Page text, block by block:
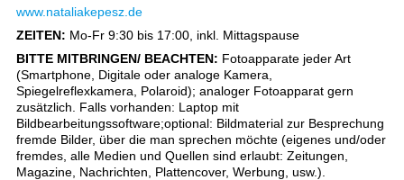
www.nataliakepesz.de
ZEITEN: Mo-Fr 9:30 bis 17:00, inkl. Mittagspause
BITTE MITBRINGEN/ BEACHTEN: Fotoapparate jeder Art
(Smartphone, Digitale oder analoge Kamera,
Spiegelreflexkamera, Polaroid); analoger Fotoapparat gern
zusätzlich. Falls vorhanden: Laptop mit
Bildbearbeitungssoftware;optional: Bildmaterial zur Besprechung
fremde Bilder, über die man sprechen möchte (eigenes und/oder
fremdes, alle Medien und Quellen sind erlaubt: Zeitungen,
Magazine, Nachrichten, Plattencover, Werbung, usw.).